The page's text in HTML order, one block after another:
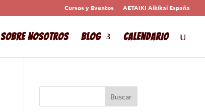
Cursos y Eventos AETAIKI Aikikai España
Sobre Nosotros Blog Calendario